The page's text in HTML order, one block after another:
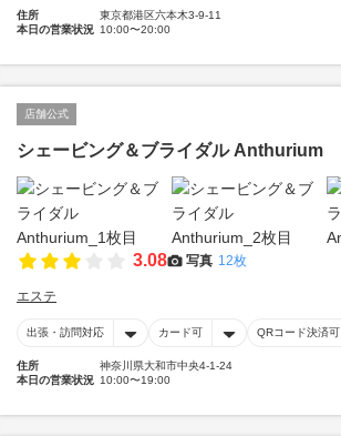
住所
東京都港区六本木3-9-11
本日の営業状況 10:00〜20:00
店舗公式
シェービング＆ブライダル Anthurium
3.08 写真 12枚
エステ
出張・訪問対応 カード可 QRコード決済可
住所
神奈川県大和市中央4-1-24
本日の営業状況 10:00〜19:00